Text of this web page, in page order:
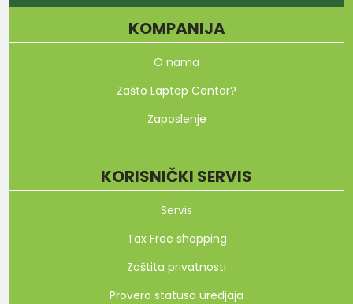
KOMPANIJA
O nama
Zašto Laptop Centar?
Zaposlenje
KORISNIČKI SERVIS
Servis
Tax Free shopping
Zaštita privatnosti
Provera statusa uredjaja